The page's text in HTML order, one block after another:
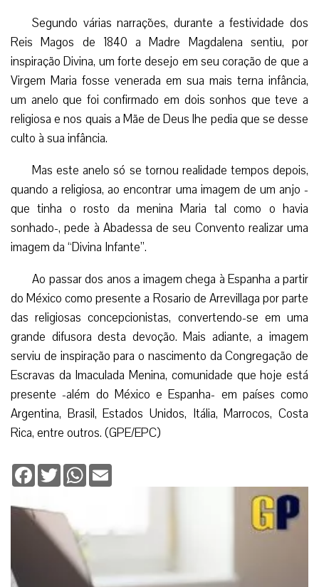
Segundo várias narrações, durante a festividade dos
Reis Magos de 1840 a Madre Magdalena sentiu, por
inspiração Divina, um forte desejo em seu coração de que a
Virgem Maria fosse venerada em sua mais terna infância,
um anelo que foi confirmado em dois sonhos que teve a
religiosa e nos quais a Mãe de Deus lhe pedia que se desse
culto à sua infância.
Mas este anelo só se tornou realidade tempos depois,
quando a religiosa, ao encontrar uma imagem de um anjo -
que tinha o rosto da menina Maria tal como o havia
sonhado-, pede à Abadessa de seu Convento realizar uma
imagem da “Divina Infante”.
Ao passar dos anos a imagem chega à Espanha a partir
do México como presente a Rosario de Arrevillaga por parte
das religiosas concepcionistas, convertendo-se em uma
grande difusora desta devoção. Mais adiante, a imagem
serviu de inspiração para o nascimento da Congregação de
Escravas da Imaculada Menina, comunidade que hoje está
presente -além do México e Espanha- em países como
Argentina, Brasil, Estados Unidos, Itália, Marrocos, Costa
Rica, entre outros. (GPE/EPC)
Facebook
TwitterWhatsApp